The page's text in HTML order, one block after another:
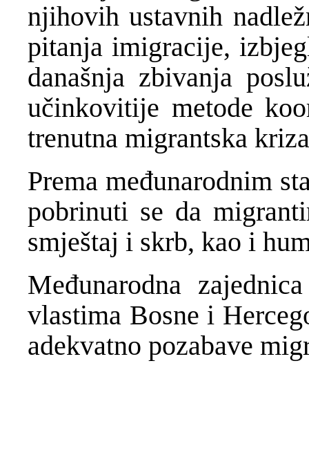
njihovih ustavnih
pitanja imigracije,
današnja zbivanja
učinkovitije metode
trenutna migrantska
Prema međunarodnim
pobrinuti se da
smještaj i skrb, kao i
Međunarodna
vlastima Bosne i
adekvatno pozabave